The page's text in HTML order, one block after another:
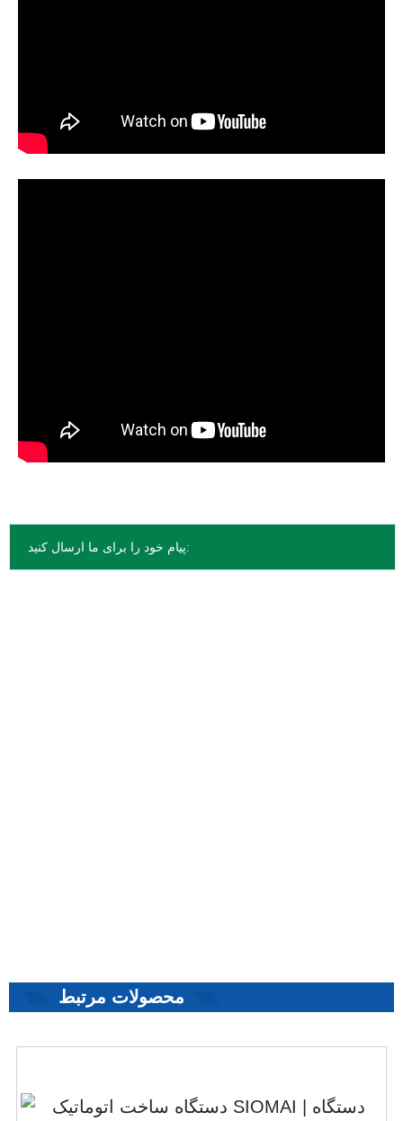
پیام خود را برای ما ارسال کنید:
محصولات مرتبط